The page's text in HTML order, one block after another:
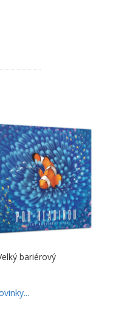
bariérový